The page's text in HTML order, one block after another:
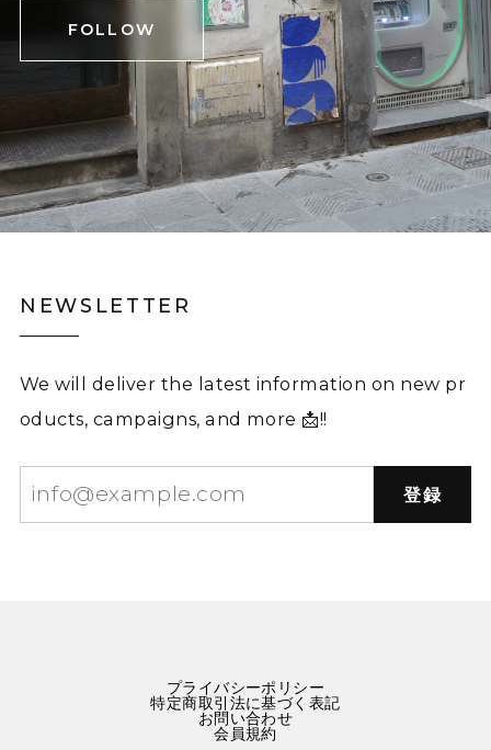
FOLLOW
NEWSLETTER
We will deliver the latest information on new pr
oducts, campaigns, and more 📩!!
登録
プライバシーポリシー
特定商取引法に基づく表記
お問い合わせ
会員規約